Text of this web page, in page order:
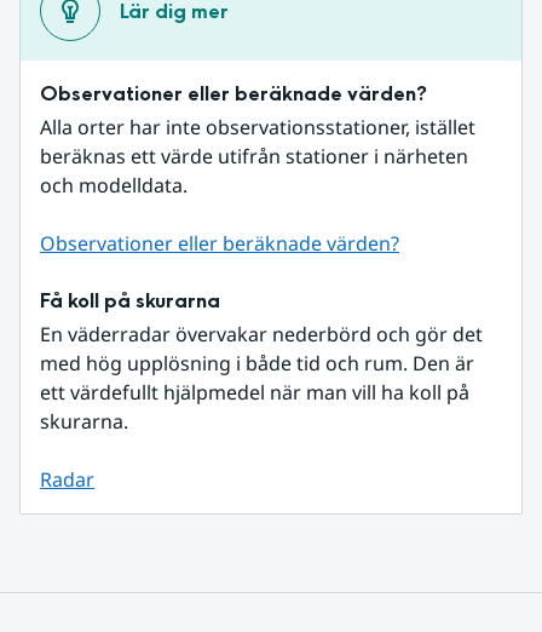
Lär dig mer
Observationer eller beräknade värden?
Alla orter har inte observationsstationer, istället
beräknas ett värde utifrån stationer i närheten
och modelldata.
Observationer eller beräknade värden?
Få koll på skurarna
En väderradar övervakar nederbörd och gör det
med hög upplösning i både tid och rum. Den är
ett värdefullt hjälpmedel när man vill ha koll på
skurarna.
Radar